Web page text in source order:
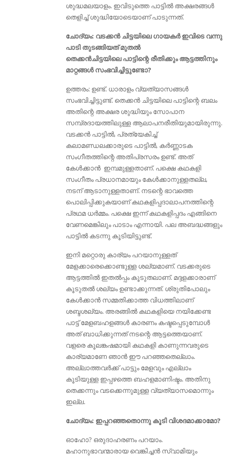
ശുദ്ധമലയാളം. ഇവിടുത്തെ പാട്ടില്‍ അക്ഷരങ്ങള്‍
തെളിച്ച് ശുദ്ധിയോടെയാണ് പാടുന്നത്.
ചോദ്യം: വടക്കൻ ചിട്ടയിലെ ഗായകര്‍ ഇവിടെ വന്നു
പാടി തുടങ്ങിയത് മുതല്‍
തെക്കന്‍ചിട്ടയിലെ പാട്ടിന്റെ രീതിക്കും ആട്ടത്തിനും
മാറ്റങ്ങള്‍ സംഭവിച്ചിട്ടുണ്ടോ?
ഉത്തരം: ഉണ്ട്. ധാരാളം വ്യത്യാസങ്ങൾ
സംഭവിച്ചിട്ടുണ്ട്. തെക്കന്‍ ചിട്ടയിലെ പാട്ടിന്റെ ബലം
അതിന്റെ അക്ഷര ശുദ്ധിയും സോപാന
സമ്പ്രദായത്തിലുള്ള ആലാപനരീതിയുമായിരുന്നു.
വടക്കൻ പാട്ടിൽ, പ്രത്യേകിച്ച്
കലാമണ്ഡലക്കാരുടെ പാട്ടിൽ, കർണ്ണാടക
സംഗീതത്തിന്റെ അതിപ്രസരം ഉണ്ട്. അത്
കേൾക്കാൻ ഇമ്പമുള്ളതാണ്. പക്ഷെ കഥകളി
സംഗീതം പ്രധാനമായും കേൾക്കാനുള്ളതല്ല,
നടന് ആടാനുള്ളതാണ്. നടന്റെ ഭാവത്തെ
പൊലിപ്പിക്കുകയാണ് കഥകളിപ്പദാലാപനത്തിന്റെ
പ്രഥമ ധർമ്മം. പക്ഷെ ഇന്ന് കഥകളിപ്പദം എങ്ങിനെ
വേണമെങ്കിലും പാടാം എന്നായി. പല അബദ്ധങ്ങളും
പാട്ടില്‍ കടന്നു കൂടിയിട്ടുണ്ട്.
ഇനി മറ്റൊരു കാര്യം പറയാനുള്ളത്
മേളക്കാരെക്കൊണ്ടുള്ള ശല്യമാണ്. വടക്കരുടെ
ആട്ടത്തിൽ ഇതൽപ്പം കൂടുതലാണ്. മദ്ദളക്കാരാണ്
കൂടുതല്‍ ശല്യം ഉണ്ടാക്കുന്നത്‌. ശ്രുതിപോലും
കേള്‍ക്കാന്‍ സമ്മതിക്കാത്ത വിധത്തിലാണ്
ശബ്ദശല്യം. അരങ്ങിൽ കഥകളിയെ നയിക്കേണ്ട
പാട്ട് മേളബഹളങ്ങൾ കാരണം കഷ്ടപ്പെടുമ്പോൾ
അത് ബാധിക്കുന്നത് നടന്റെ ആട്ടത്തെയാണ്.
വളരെ കൂലങ്കഷമായി കഥകളി കാണുന്നവരുടെ
കാര്യമാണേ ഞാൻ ഈ പറഞ്ഞതെല്ലാം.
അല്ലാത്തവർക്ക് പാട്ടും മേളവും എല്ലാം
കൂടിയുള്ള ഇപ്പഴത്തെ ബഹളമാണിഷ്ടം. അതിനു
തെക്കന്നും വടക്കെന്നുമുള്ള വ്യത്യാസമൊന്നും
ഇല്ല.
ചോദ്യം: ഇപ്പറഞ്ഞതൊന്നു കൂടി വിശദമാക്കാമോ?
ഓഹോ? ഒരുദാഹരണം പറയാം.
മഹാനുഭാവന്മാരായ വെങ്കിച്ചന്‍ സ്വാമിയും